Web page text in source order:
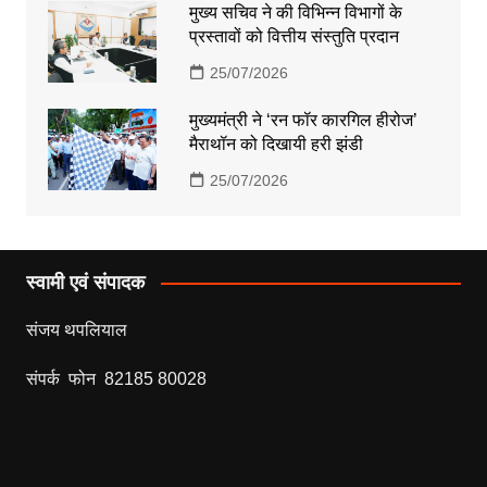
मुख्य सचिव ने की विभिन्न विभागों के
प्रस्तावों को वित्तीय संस्तुति प्रदान
25/07/2026
मुख्यमंत्री ने ‘रन फॉर कारगिल हीरोज’
मैराथॉन को दिखायी हरी झंडी
25/07/2026
स्वामी एवं संपादक
संजय थपलियाल
संपर्क फोन 82185 80028